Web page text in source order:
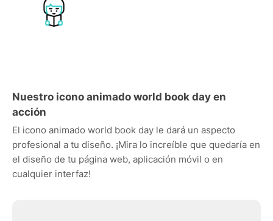
Nuestro icono animado world book day en
acción
El icono animado world book day le dará un aspecto
profesional a tu diseño. ¡Mira lo increíble que quedaría en
el diseño de tu página web, aplicación móvil o en
cualquier interfaz!